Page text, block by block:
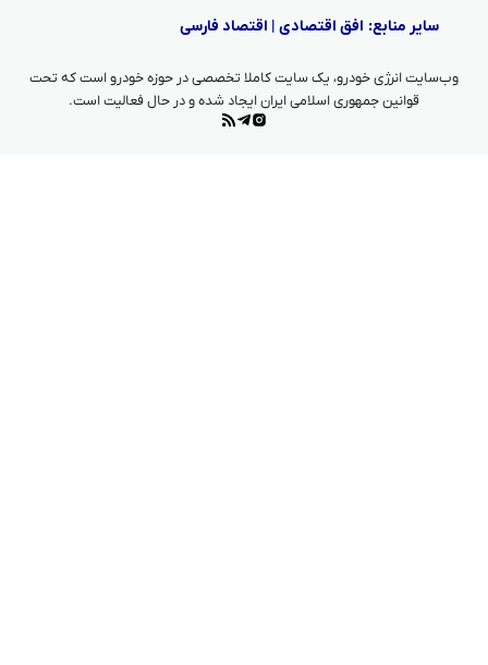
سایر منابع:افق اقتصادی|اقتصاد فارسی
وب‌سایت انرژی خودرو، یک سایت کاملا تخصصی در حوزه خودرو است که تحت
قوانین جمهوری اسلامی ایران ایجاد شده و در حال فعالیت است.